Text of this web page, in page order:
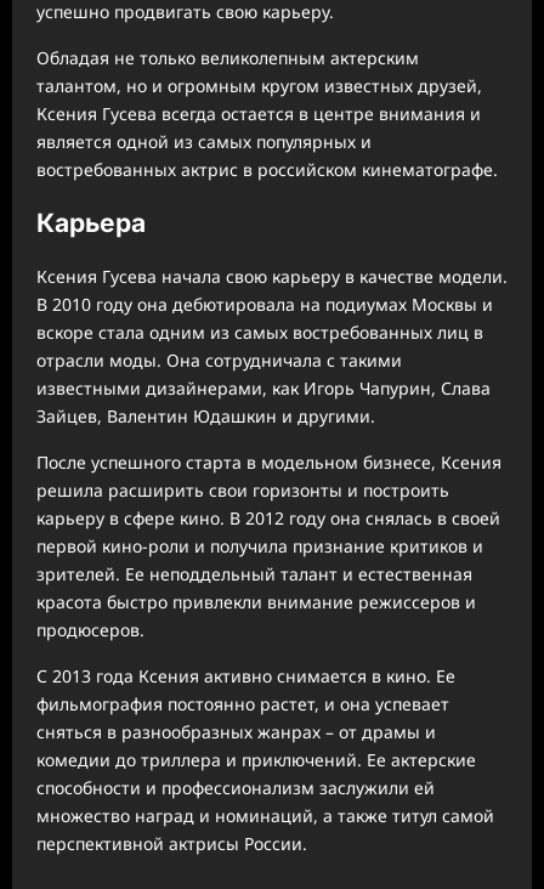
успешно продвигать свою карьеру.
Обладая не только великолепным актерским
талантом, но и огромным кругом известных друзей,
Ксения Гусева всегда остается в центре внимания и
является одной из самых популярных и
востребованных актрис в российском кинематографе.
Карьера
Ксения Гусева начала свою карьеру в качестве модели.
В 2010 году она дебютировала на подиумах Москвы и
вскоре стала одним из самых востребованных лиц в
отрасли моды. Она сотрудничала с такими
известными дизайнерами, как Игорь Чапурин, Слава
Зайцев, Валентин Юдашкин и другими.
После успешного старта в модельном бизнесе, Ксения
решила расширить свои горизонты и построить
карьеру в сфере кино. В 2012 году она снялась в своей
первой кино-роли и получила признание критиков и
зрителей. Ее неподдельный талант и естественная
красота быстро привлекли внимание режиссеров и
продюсеров.
С 2013 года Ксения активно снимается в кино. Ее
фильмография постоянно растет, и она успевает
сняться в разнообразных жанрах – от драмы и
комедии до триллера и приключений. Ее актерские
способности и профессионализм заслужили ей
множество наград и номинаций, а также титул самой
перспективной актрисы России.